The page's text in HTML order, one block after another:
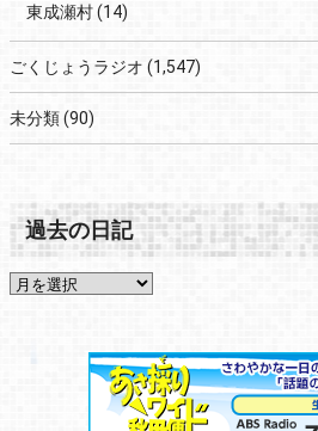
東成瀬村(14)
ごくじょうラジオ (1,547)
未分類(90)
過去の日記